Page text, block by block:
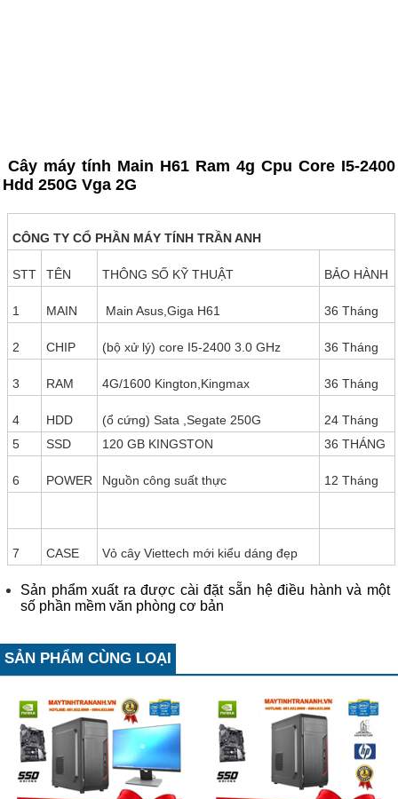
Cây máy tính Main H61 Ram 4g Cpu Core I5-2400
Hdd 250G Vga 2G
CÔNG TY CỔ PHẦN MÁY TÍNH TRẦN ANH
STT TÊN THÔNG SỐ KỸ THUẬT BẢO HÀNH
1 MAIN Main Asus,Giga H61 36 Tháng
2 CHIP (bộ xử lý) core I5-2400 3.0 GHz 36 Tháng
3 RAM 4G/1600 Kington,Kingmax 36 Tháng
4 HDD (ổ cứng) Sata ,Segate 250G
24 Tháng
5
SSD 120 GB KINGSTON 36 THÁNG
6 POWER Nguồn công suất thực 12 Tháng
7 CASE Vỏ cây Viettech mới kiểu dáng đẹp
Sản phẩm xuất ra được cài đặt sẵn hệ điều hành và một
số phần mềm văn phòng cơ bản
SẢN PHẨM CÙNG LOẠI